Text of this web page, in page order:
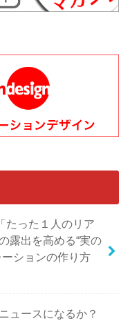
たった１人のリア
露出を高める“実の
ションの作り方
ュースになるか？